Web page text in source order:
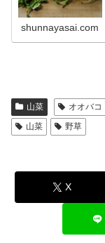
shunnayasai.com
山菜 オオバコ
山菜
野草
X